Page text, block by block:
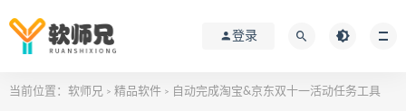
登录
当前位置： 软师兄 > 精品软件 > 自动完成淘宝&京东双十一活动任务工具